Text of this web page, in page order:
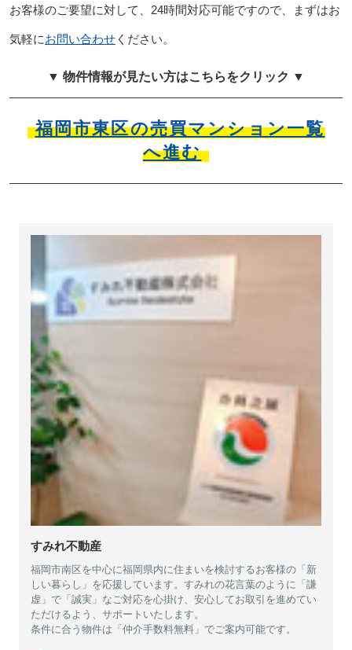
お客様のご要望に対して、24時間対応可能ですので、まずはお
気軽にお問い合わせください。
▼ 物件情報が見たい方はこちらをクリック ▼
福岡市東区の売買マンション一覧
へ進む
すみれ不動産
福岡市南区を中心に福岡県内に住まいを検討するお客様の「新
しい暮らし」を応援しています。すみれの花言葉のように「謙
虚」で「誠実」なご対応を心掛け、安心してお取引を進めてい
ただけるよう、サポートいたします。
条件に合う物件は「仲介手数料無料」でご案内可能です。